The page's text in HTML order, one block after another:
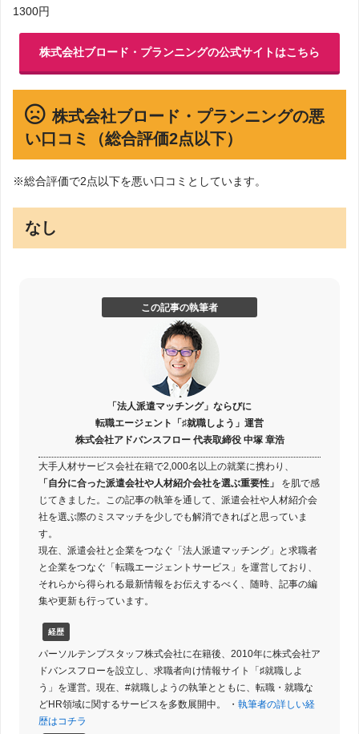
1300円
株式会社ブロード・プランニングの公式サイトはこちら
株式会社ブロード・プランニングの悪
い口コミ（総合評価2点以下）
※総合評価で2点以下を悪い口コミとしています。
なし
この記事の執筆者
「法人派遣マッチング」ならびに
転職エージェント「♯就職しよう」運営
株式会社アドバンスフロー 代表取締役 中塚 章浩
大手人材サービス会社在籍で2,000名以上の就業に携わり、
「自分に合った派遣会社や人材紹介会社を選ぶ重要性」
を肌で感
じてきました。この記事の執筆を通して、派遣会社や人材紹介会
社を選ぶ際のミスマッチを少しでも解消できればと思っていま
す。
現在、派遣会社と企業をつなぐ「法人派遣マッチング」と求職者
と企業をつなぐ「転職エージェントサービス」を運営しており、
それらから得られる最新情報をお伝えするべく、随時、記事の編
集や更新も行っています。
経歴
パーソルテンプスタッフ株式会社に在籍後、2010年に株式会社ア
ドバンスフローを設立し、求職者向け情報サイト「♯就職しよ
う」を運営。現在、#就職しようの執筆とともに、転職・就職な
どHR領域に関するサービスを多数展開中。 ・ 執筆者の詳しい経
歴はコチラ